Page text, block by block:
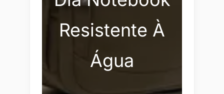
Resistente À
Água